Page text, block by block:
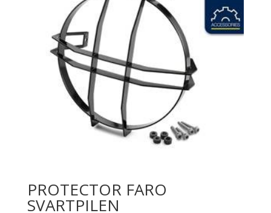
PROTECTOR FARO
SVARTPILEN